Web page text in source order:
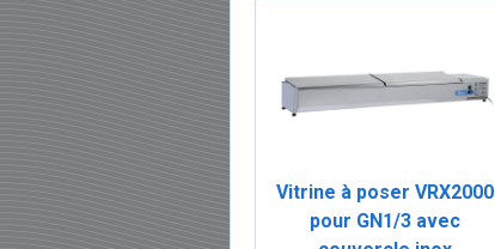
Vitrine à poser VRX2000
pour GN1/3 avec